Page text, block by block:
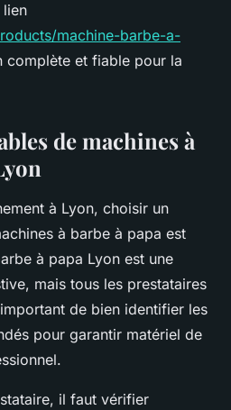
lien
machine-barbe-a-
complète et fiable pour la
de machines à
à Lyon, choisir un
à barbe à papa est
à papa Lyon est une
mais tous les prestataires
de bien identifier les
pour garantir matériel de
il faut vérifier